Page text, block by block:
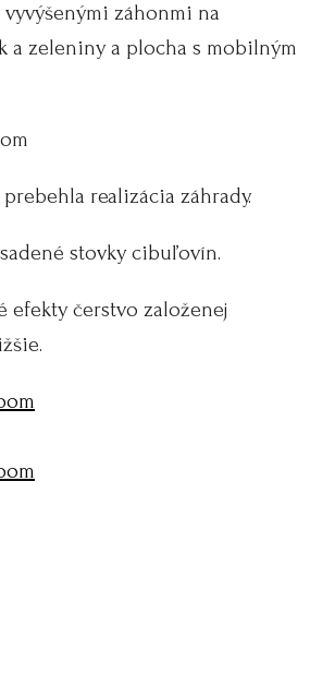
záhonmi na
a zeleniny a plocha s mobilným
realizácia záhrady.
stovky cibuľovín.
efekty čerstvo založenej